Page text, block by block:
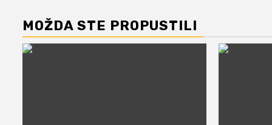
MOŽDA STE PROPUSTILI